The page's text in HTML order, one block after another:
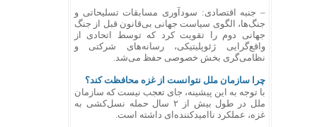
– جنبه اقتصادی: سودآوری مسابقات تسلیحاتی و
جنگ‌ها، الگوی سیاست جهانی بی‌قانون قبل از جنگ
جهانی دوم را تقویت کرد که توسط اتحادی از
واقع‌گرایی ژئوپلیتیکی، رسانه‌های شرکتی و
نظامی‌گری بخش خصوصی حفظ می‌شد.
چرا سازمان ملل نتوانست از غزه محافظت کند؟
با توجه به این پیشینه، جای تعجب نیست که سازمان
ملل در طول بیش از ۲ سال حمله نسل‌کشی به
غزه، عملکرد ناامیدکننده‌ای داشته است.